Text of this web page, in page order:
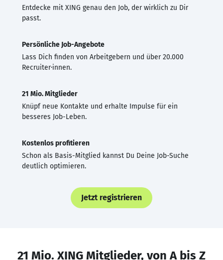
Entdecke mit XING genau den Job, der wirklich zu Dir
passt.
Persönliche Job-Angebote
Lass Dich finden von Arbeitgebern und über 20.000
Recruiter·innen.
21 Mio. Mitglieder
Knüpf neue Kontakte und erhalte Impulse für ein
besseres Job-Leben.
Kostenlos profitieren
Schon als Basis-Mitglied kannst Du Deine Job-Suche
deutlich optimieren.
Jetzt registrieren
21 Mio. XING Mitglieder, von A bis Z